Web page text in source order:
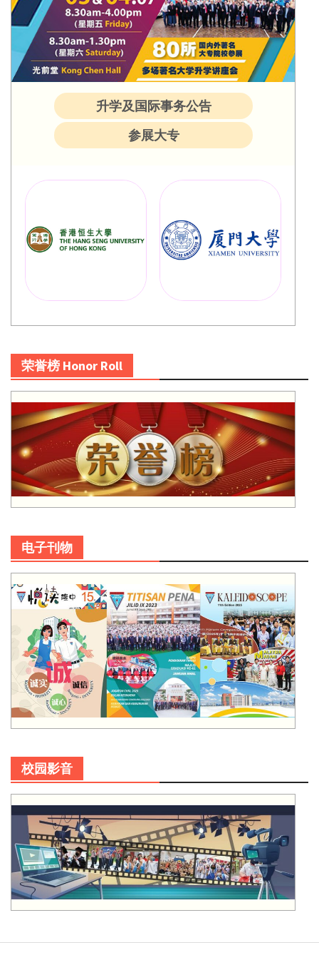
升学及国际事务公告
参展大专
荣誉榜 Honor Roll
电子刊物
校园影音